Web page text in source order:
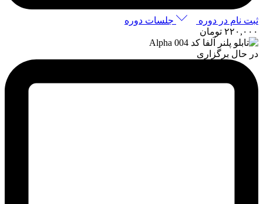
ثبت نام در دوره
جلسات دوره
۲۲۰,۰۰۰ تومان
در حال برگزاری